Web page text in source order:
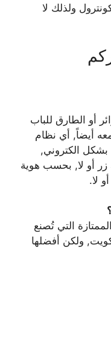
ولذلك لا
أو الطارق للباب
أيضاً, أي نظام
الكتروني,
أو لا, بحسب هوية
لا.
التي تُصنع
ولكن أفضلها